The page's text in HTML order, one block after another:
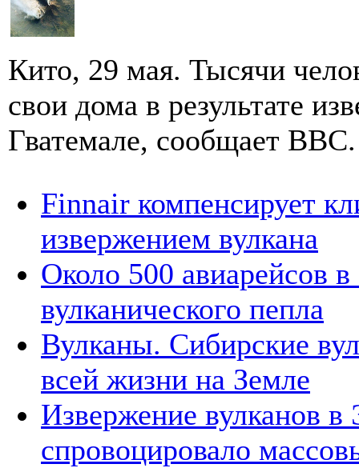
Кито, 29 мая. Тысячи
свои дома в результате
Гватемале, сообщает
Finnair компенсирует
извержением вулкана
Около 500 авиарейсов
вулканического пепла
Вулканы. Сибирские
всей жизни на Земле
Извержение вулканов в
спровоцировало